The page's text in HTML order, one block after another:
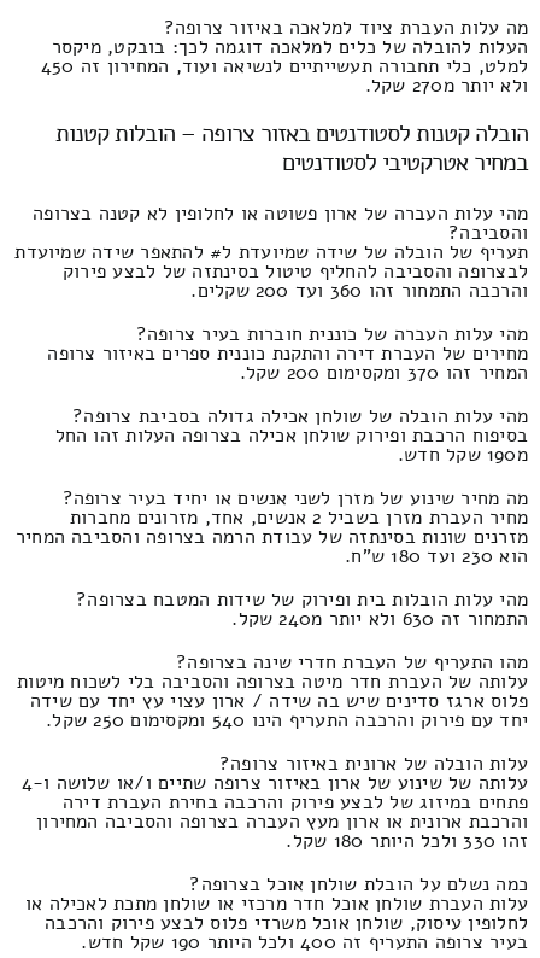
מה עלות העברת ציוד למלאכה באיזור צרופה?
העלות להובלה של כלים למלאכה דוגמה לכך: בובקט, מיקסר
למלט, כלי תחבורה תעשייתיים לנשיאה ועוד, המחירון זה 450
ולא יותר מ270 שקל.
הובלה קטנות לסטודנטים באזור צרופה – הובלות קטנות
במחיר אטרקטיבי לסטודנטים
מהי עלות העברה של ארון פשוטה או לחלופין לא קטנה בצרופה
והסביבה?
תעריף של הובלה של שידה שמיועדת ל# להתאפר שידה שמיועדת
לבצרופה והסביבה להחליף טיטול בסינתזה של לבצע פירוק
והרכבה התמחור זהו 360 ועד 200 שקלים.
מהי עלות העברה של כוננית חוברות בעיר צרופה?
מחירים של העברת דירה והתקנת כוננית ספרים באיזור צרופה
המחיר זהו 370 ומקסימום 200 שקל.
מהי עלות הובלה של שולחן אכילה גדולה בסביבת צרופה?
בסיפוח הרכבת ופירוק שולחן אכילה בצרופה העלות זהו החל
מ190 שקל חדש.
מה מחיר שינוע של מזרן לשני אנשים או יחיד בעיר צרופה?
מחיר העברת מזרן בשביל 2 אנשים, אחד, מזרונים מחברות
מזרנים שונות בסינתזה של עבודת הרמה בצרופה והסביבה המחיר
הוא 230 ועד 180 ש"ח.
מהי עלות הובלות בית ופירוק של שידות המטבח בצרופה?
התמחור זה 630 ולא יותר מ240 שקל.
מהו התעריף של העברת חדרי שינה בצרופה?
עלותה של העברת חדר מיטה בצרופה והסביבה בלי לשכוח מיטות
פלוס ארגז סדינים שיש בה שידה / ארון עצוי עץ יחד עם שידה
יחד עם פירוק והרכבה התעריף הינו 540 ומקסימום 250 שקל.
עלות הובלה של ארונית באיזור צרופה?
עלותה של שינוע של ארון באיזור צרופה שתיים ו/או שלושה ו-4
פתחים במיזוג של לבצע פירוק והרכבה בחירת העברת דירה
והרכבת ארונית או ארון מעץ העברה בצרופה והסביבה המחירון
זהו 330 ולכל היותר 180 שקל.
כמה נשלם על הובלת שולחן אוכל בצרופה?
עלות העברת שולחן אוכל חדר מרכזי או שולחן מתכת לאכילה או
לחלופין עיסוק, שולחן אוכל משרדי פלוס לבצע פירוק והרכבה
בעיר צרופה התעריף זה 400 ולכל היותר 190 שקל חדש.